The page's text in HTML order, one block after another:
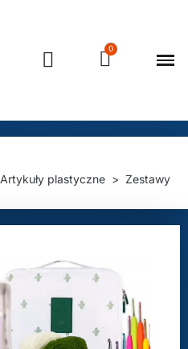
Artykuły plastyczne Zestawy